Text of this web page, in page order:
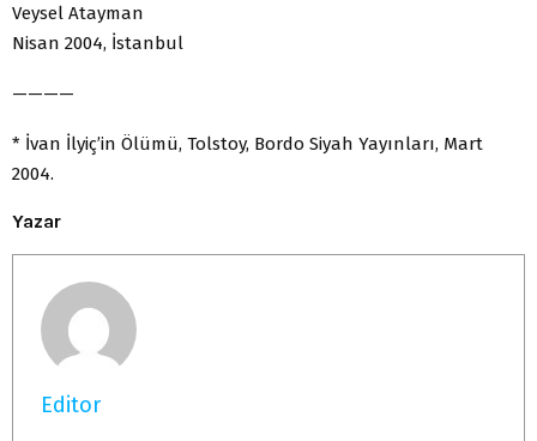
Veysel Atayman
Nisan 2004, İstanbul
————
* İvan İlyiç’in Ölümü, Tolstoy, Bordo Siyah Yayınları, Mart
2004.
Yazar
Editor